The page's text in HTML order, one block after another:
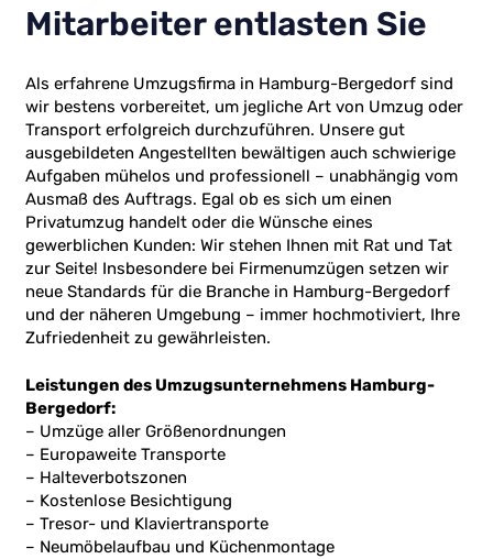
Mitarbeiter entlasten Sie
Als erfahrene Umzugsfirma in Hamburg-Bergedorf sind
wir bestens vorbereitet, um jegliche Art von Umzug oder
Transport erfolgreich durchzuführen. Unsere gut
ausgebildeten Angestellten bewältigen auch schwierige
Aufgaben mühelos und professionell – unabhängig vom
Ausmaß des Auftrags. Egal ob es sich um einen
Privatumzug handelt oder die Wünsche eines
gewerblichen Kunden: Wir stehen Ihnen mit Rat und Tat
zur Seite! Insbesondere bei Firmenumzügen setzen wir
neue Standards für die Branche in Hamburg-Bergedorf
und der näheren Umgebung – immer hochmotiviert, Ihre
Zufriedenheit zu gewährleisten.
Leistungen des Umzugsunternehmens Hamburg-
Bergedorf:
– Umzüge aller Größenordnungen
– Europaweite Transporte
– Halteverbotszonen
– Kostenlose Besichtigung
– Tresor- und Klaviertransporte
– Neumöbelaufbau und Küchenmontage